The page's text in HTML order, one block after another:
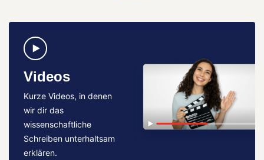
Videos
Kurze Videos, in denen
wir dir das
wissenschaftliche
Schreiben unterhaltsam
erklären.